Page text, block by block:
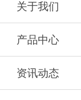
关于我们
产品中心
资讯动态